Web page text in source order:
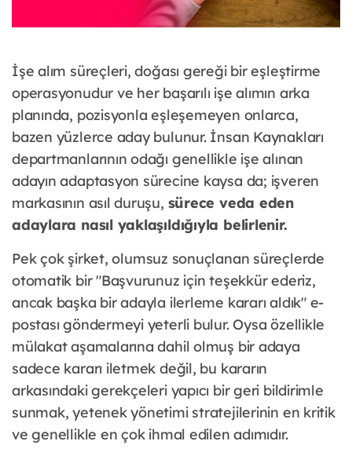
İşe alım süreçleri, doğası gereği bir eşleştirme
operasyonudur ve her başarılı işe alımın arka
planında, pozisyonla eşleşemeyen onlarca,
bazen yüzlerce aday bulunur. İnsan Kaynakları
departmanlarının odağı genellikle işe alınan
adayın adaptasyon sürecine kaysa da; işveren
markasının asıl duruşu, sürece veda eden
adaylara nasıl yaklaşıldığıyla belirlenir.
Pek çok şirket, olumsuz sonuçlanan süreçlerde
otomatik bir "Başvurunuz için teşekkür ederiz,
ancak başka bir adayla ilerleme kararı aldık" e-
postası göndermeyi yeterli bulur. Oysa özellikle
mülakat aşamalarına dahil olmuş bir adaya
sadece kararı iletmek değil, bu kararın
arkasındaki gerekçeleri yapıcı bir geri bildirimle
sunmak, yetenek yönetimi stratejilerinin en kritik
ve genellikle en çok ihmal edilen adımıdır.